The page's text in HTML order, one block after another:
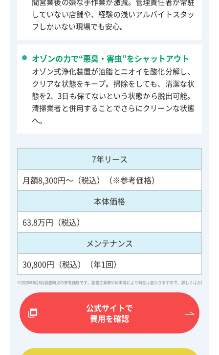
していない店舗や、経験の浅いアルバイトスタッ
フしかいない現場でも安心。
オゾンの力で“悪臭・害虫”をシャットアウト
オゾン式浄化装置が油脂とニオイを酸化分解し、
クリアな状態をキープ。掃除をしても、清潔な状
態を2、3日も保てないという状態から脱出可能。
清掃業者と併用することでさらにクリーンな状態
へ。
7年リース
月額8,300円～（税込）（※参考価格）
本体価格
63.8万円（税込）
メンテナンス
30,800円（税込）（年1回）
※2025年8月6日調査時点の参考価格です。設置工事費や料率等により料金は変わりますので、詳しくはお問い合
公式サイトで
費用を確認